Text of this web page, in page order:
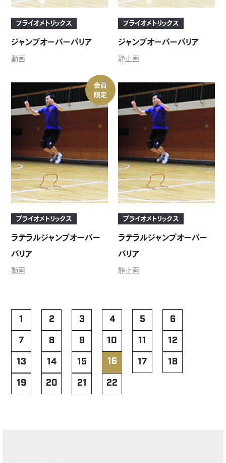
プライオメトリックス
ジャンプオーバーバリア
動画
プライオメトリックス
ジャンプオーバーバリア
静止画
会員
限定
プライオメトリックス
ラテラルジャンプオーバー
バリア
動画
プライオメトリックス
ラテラルジャンプオーバー
バリア
静止画
1 2 3 4 5 6
7 8 9 10 11 12
13 14 15 16 17 18
19 20 21 22